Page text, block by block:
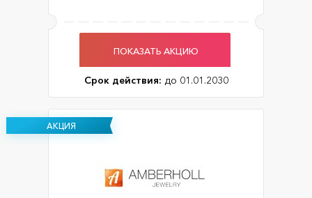
ПОКАЗАТЬ АКЦИЮ
Срок действия: до 01.01.2030
АКЦИЯ